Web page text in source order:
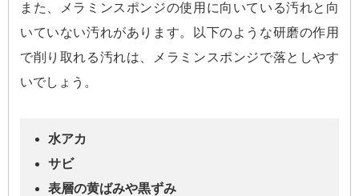
また、メラミンスポンジの使用に向いている汚れと向
いていない汚れがあります。以下のような研磨の作用
で削り取れる汚れは、メラミンスポンジで落としやす
いでしょう。
水アカ
サビ
表層の黄ばみや黒ずみ